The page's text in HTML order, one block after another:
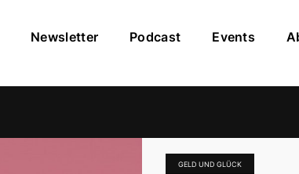
Newsletter Podcast Events
GELD UND GLÜCK